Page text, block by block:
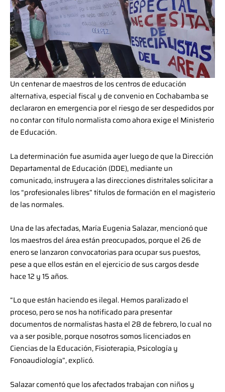
Un centenar de maestros de los centros de educación
alternativa, especial fiscal y de convenio en Cochabamba se
declararon en emergencia por el riesgo de ser despedidos por
no contar con título normalista como ahora exige el Ministerio
de Educación.
La determinación fue asumida ayer luego de que la Dirección
Departamental de Educación (DDE), mediante un
comunicado, instruyera a las direcciones distritales solicitar a
los “profesionales libres” títulos de formación en el magisterio
de las normales.
Una de las afectadas, María Eugenia Salazar, mencionó que
los maestros del área están preocupados, porque el 26 de
enero se lanzaron convocatorias para ocupar sus puestos,
pese a que ellos están en el ejercicio de sus cargos desde
hace 12 y 15 años.
“Lo que están haciendo es ilegal. Hemos paralizado el
proceso, pero se nos ha notificado para presentar
documentos de normalistas hasta el 28 de febrero, lo cual no
va a ser posible, porque nosotros somos licenciados en
Ciencias de la Educación, Fisioterapia, Psicología y
Fonoaudiología”, explicó.
Salazar comentó que los afectados trabajan con niños y